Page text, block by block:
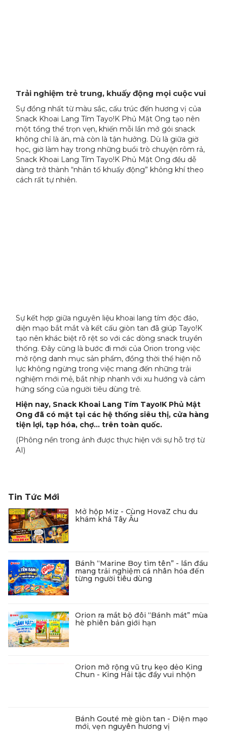
Tin Tức Mới
Mở hộp Miz - Cùng HovaZ chu du
khám khá Tây Âu
Bánh “Marine Boy tìm tên” - lần đầu
mang trải nghiệm cá nhân hóa đến
từng người tiêu dùng
Orion ra mắt bộ đôi “Bánh mát” mùa
hè phiên bản giới hạn
Orion mở rộng vũ trụ kẹo dẻo King
Chun - King Hải tặc đầy vui nhộn
Bánh Gouté mè giòn tan - Diện mạo
mới, vẹn nguyên hương vị
Trải nghiệm trẻ trung, khuấy động mọi cuộc vui
Sự đồng nhất từ màu sắc, cấu trúc đến hương vị của
Snack Khoai Lang Tím Tayo!K Phủ Mật Ong tạo nên
một tổng thể trọn vẹn, khiến mỗi lần mở gói snack
không chỉ là ăn, mà còn là tận hưởng. Dù là giữa giờ
học, giờ làm hay trong những buổi trò chuyện rôm rả,
Snack Khoai Lang Tím Tayo!K Phủ Mật Ong đều dễ
dàng trở thành “nhân tố khuấy động” không khí theo
cách rất tự nhiên.
Sự kết hợp giữa nguyên liệu khoai lang tím độc đáo,
diện mạo bắt mắt và kết cấu giòn tan đã giúp Tayo!K
tạo nên khác biệt rõ rệt so với các dòng snack truyền
thống. Đây cũng là bước đi mới của Orion trong việc
mở rộng danh mục sản phẩm, đồng thời thể hiện nỗ
lực không ngừng trong việc mang đến những trải
nghiệm mới mẻ, bắt nhịp nhanh với xu hướng và cảm
hứng sống của người tiêu dùng trẻ.
Hiện nay, Snack Khoai Lang Tím Tayo!K Phủ Mật
Ong đã có mặt tại các hệ thống siêu thị, cửa hàng
tiện lợi, tạp hóa, chợ… trên toàn quốc.
(Phông nền trong ảnh được thực hiện với sự hỗ trợ từ
AI)